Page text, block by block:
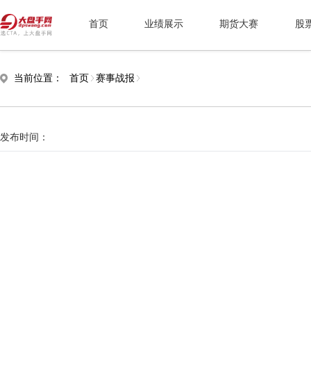
首页 业绩展示 期货大赛 股
当前位置： 首页 赛事战报
发布时间：